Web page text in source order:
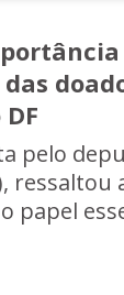
pelo
ressaltou
papel